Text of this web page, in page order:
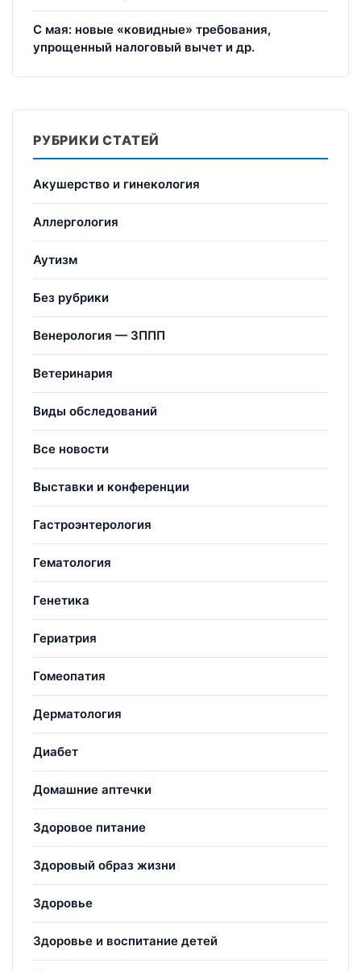
С мая: новые «ковидные» требования,
упрощенный налоговый вычет и др.
РУБРИКИ СТАТЕЙ
Акушерство и гинекология
Аллергология
Аутизм
Без рубрики
Венерология — ЗППП
Ветеринария
Виды обследований
Все новости
Выставки и конференции
Гастроэнтерология
Гематология
Генетика
Гериатрия
Гомеопатия
Дерматология
Диабет
Домашние аптечки
Здоровое питание
Здоровый образ жизни
Здоровье
Здоровье и воспитание детей